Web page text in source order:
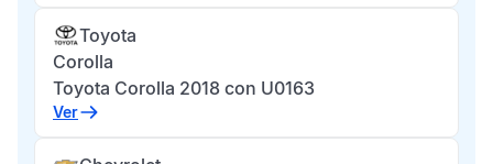
Toyota
Corolla
Toyota Corolla 2018 con U0163
Ver